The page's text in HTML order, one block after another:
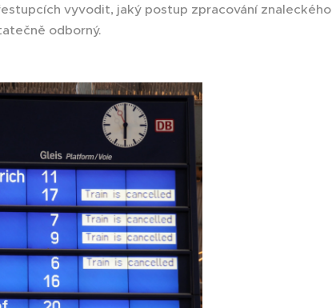
vyvodit, jaký postup zpracování znaleckého
odborný.